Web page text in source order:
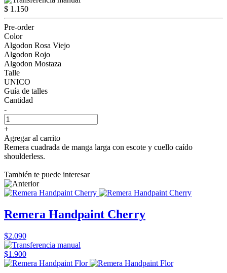
$ 1.150
Pre-order
Color
Algodon Rosa Viejo
Algodon Rojo
Algodon Mostaza
Talle
UNICO
Guía de talles
Cantidad
-
+
Agregar al carrito
Remera cuadrada de manga larga con escote y cuello caído
shoulderless.
También te puede interesar
Remera Handpaint Cherry
$2.090
$1.900